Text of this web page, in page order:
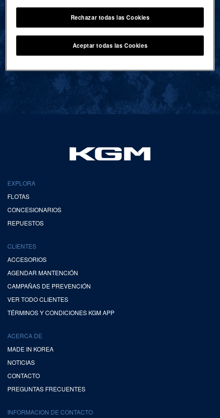
VOLVER AL INICIO
EXPLORA
FLOTAS
CONCESIONARIOS
REPUESTOS
CLIENTES
ACCESORIOS
AGENDAR MANTENCIÓN
CAMPAÑAS DE PREVENCIÓN
VER TODO CLIENTES
TÉRMINOS Y CONDICIONES KGM APP
ACERCA DE
MADE IN KOREA
NOTICIAS
CONTACTO
PREGUNTAS FRECUENTES
INFORMACION DE CONTACTO
Rechazar todas las Cookies
Aceptar todas las Cookies